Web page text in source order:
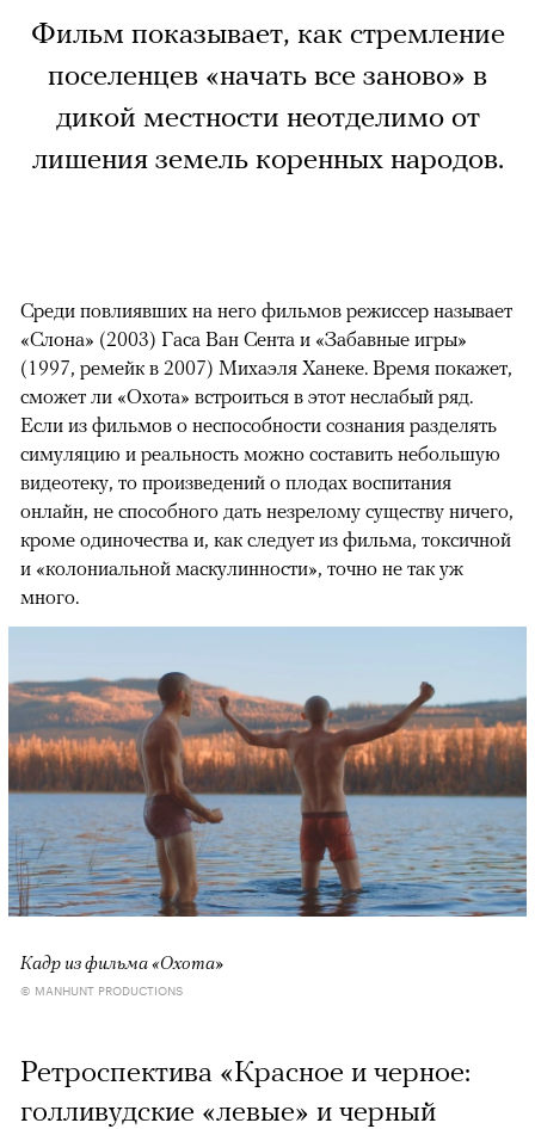
Фильм показывает, как стремление
поселенцев «начать все заново» в
дикой местности неотделимо от
лишения земель коренных народов.
Среди повлиявших на него фильмов режиссер называет
«Слона» (2003) Гаса Ван Сента и «Забавные игры»
(1997, ремейк в 2007) Михаэля Ханеке. Время покажет,
сможет ли «Охота» встроиться в этот неслабый ряд.
Если из фильмов о неспособности сознания разделять
симуляцию и реальность можно составить небольшую
видеотеку, то произведений о плодах воспитания
онлайн, не способного дать незрелому существу ничего,
кроме одиночества и, как следует из фильма, токсичной
и «колониальной маскулинности», точно не так уж
много.
Кадр из фильма «Охота»
© MANHUNT PRODUCTIONS
Ретроспектива «Красное и черное:
голливудские «левые» и черный